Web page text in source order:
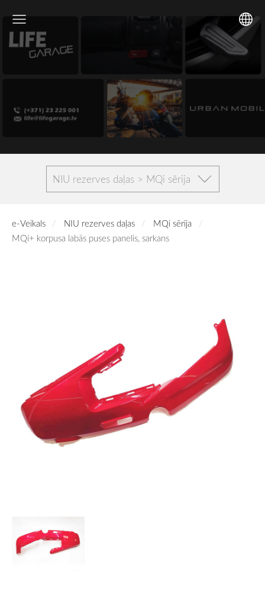
NIU rezerves daļas > MQi sērija
e-Veikals NIU rezerves daļas
MQi sērija
MQi+ korpusa labās puses panelis, sarkans